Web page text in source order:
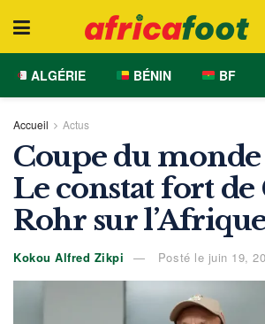
ALGÉRIE BÉNIN BF
Accueil Actus
Coupe du
Le constat fort
Rohr sur
Kokou Alfred Zikpi Posté le juin 19,